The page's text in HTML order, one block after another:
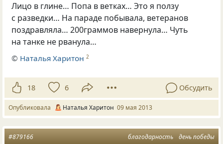
Лицо в глине… Попа в ветках… Это я ползу
с разведки… На параде побывала, ветеранов
поздравляла… 200граммов навернула… Чуть
на танке не рванула…
© Наталья Харитон 2
18 6 Обсудить
Опубликовала Наталья Харитон 09 мая 2013
благодарность день победы
#879166